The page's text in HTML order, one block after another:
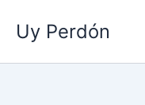
contenido
Uy Perdón